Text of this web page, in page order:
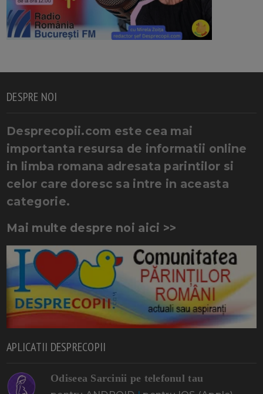
DESPRE NOI
Desprecopii.com este cea mai
importanta resursa de informatii online
in limba romana adresata parintilor si
celor care doresc sa intre in aceasta
categorie.
Mai multe despre noi aici >>
APLICATII DESPRECOPII
Odiseea Sarcinii pe telefonul tau